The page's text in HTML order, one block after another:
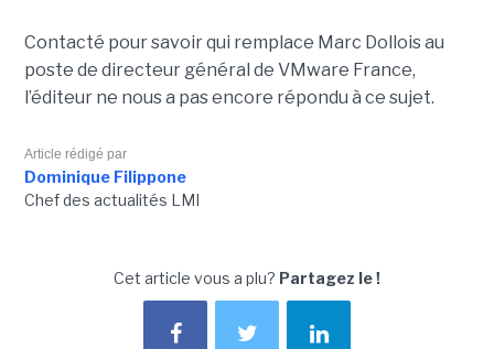
Contacté pour savoir qui remplace Marc Dollois au
poste de directeur général de VMware France,
l’éditeur ne nous a pas encore répondu à ce sujet.
Article rédigé par
Dominique Filippone
Chef des actualités LMI
Cet article vous a plu? Partagez le !